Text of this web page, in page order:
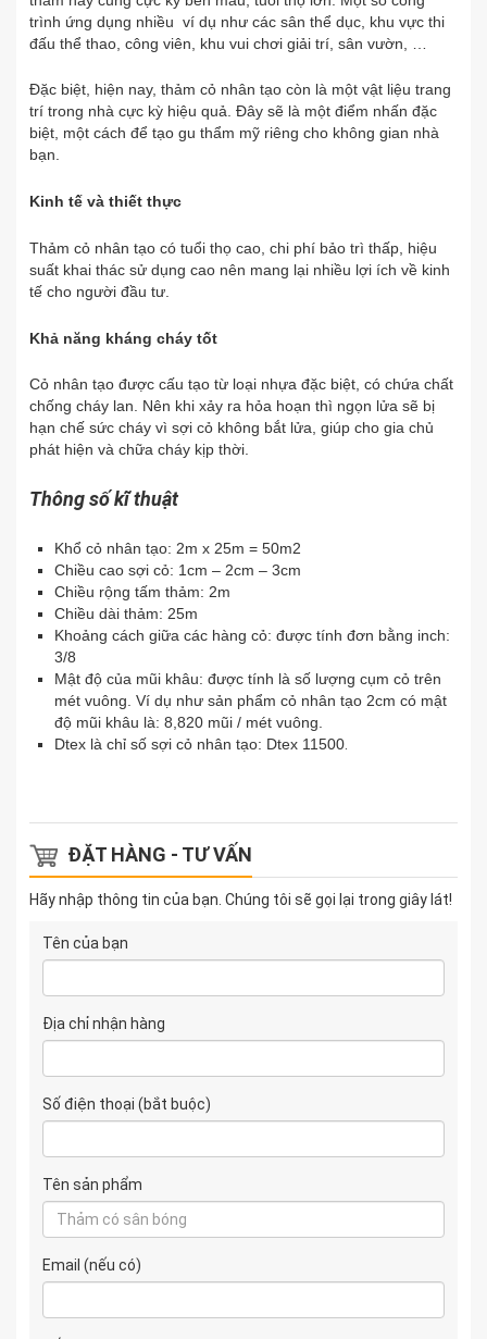
trình ứng dụng nhiều ví dụ như các sân thể dục, khu vực thi
đấu thể thao, công viên, khu vui chơi giải trí, sân vườn, …
Đặc biệt, hiện nay, thảm cỏ nhân tạo còn là một vật liệu trang
trí trong nhà cực kỳ hiệu quả. Đây sẽ là một điểm nhấn đặc
biệt, một cách để tạo gu thẩm mỹ riêng cho không gian nhà
bạn.
Kinh tế và thiết thực
Thảm cỏ nhân tạo có tuổi thọ cao, chi phí bảo trì thấp, hiệu
suất khai thác sử dụng cao nên mang lại nhiều lợi ích về kinh
tế cho người đầu tư.
Khả năng kháng cháy tốt
Cỏ nhân tạo được cấu tạo từ loại nhựa đặc biệt, có chứa chất
chống cháy lan. Nên khi xảy ra hỏa hoạn thì ngọn lửa sẽ bị
hạn chế sức cháy vì sợi cỏ không bắt lửa, giúp cho gia chủ
phát hiện và chữa cháy kịp thời.
Thông số kĩ thuật
Khổ cỏ nhân tạo: 2m x 25m = 50m2
Chiều cao sợi cỏ: 1cm – 2cm – 3cm
Chiều rộng tấm thảm: 2m
Chiều dài thảm: 25m
Khoảng cách giữa các hàng cỏ: được tính đơn bằng inch:
3/8
Mật độ của mũi khâu: được tính là số lượng cụm cỏ trên
mét vuông. Ví dụ như sản phẩm cỏ nhân tạo 2cm có mật
độ mũi khâu là: 8,820 mũi / mét vuông.
Dtex là chỉ số sợi cỏ nhân tạo: Dtex 11500.
ĐẶT HÀNG - TƯ VẤN
Hãy nhập thông tin của bạn. Chúng tôi sẽ gọi lại trong giây lát!
Tên của bạn
Địa chỉ nhận hàng
Số điện thoại (bắt buộc)
Tên sản phẩm
Email (nếu có)